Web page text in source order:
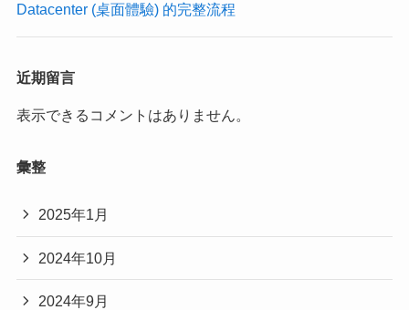
Datacenter (桌面體驗) 的完整流程
近期留言
表示できるコメントはありません。
彙整
2025年1月
2024年10月
2024年9月